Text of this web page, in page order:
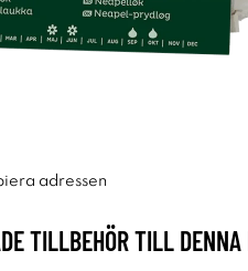
adressen
TILLBEHÖR TILL